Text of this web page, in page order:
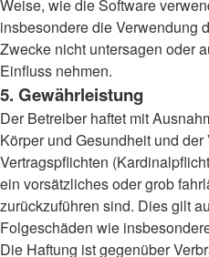
Weise, wie die Software
insbesondere die Verwendung
Zwecke nicht untersagen oder
Einfluss nehmen.
5. Gewährleistung
Der Betreiber haftet mit
Körper und Gesundheit und
Vertragspflichten
ein vorsätzliches oder grob
zurückzuführen sind. Dies gilt
Folgeschäden wie
Die Haftung ist gegenüber